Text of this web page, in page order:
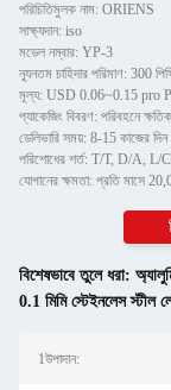
পরিচিতিমুলক নাম: ORIENS
সাক্ষ্যদান: iso
মডেল নম্বার: YP-3
ন্যূনতম চাহিদার পরিমাণ: 300
মূল্য: USD 0.06~0.15 pro
ডেলিভারি সময়: 8-15 কাজের দিন
পরিশোধের শর্ত: T/T, D/A, L/C,
যোগানের ক্ষমতা: প্রতি মাসে
বিশেষভাবে তুলে ধরা:
0.1 মিমি স্টেইনলেস স্টীল
1উপাদান: